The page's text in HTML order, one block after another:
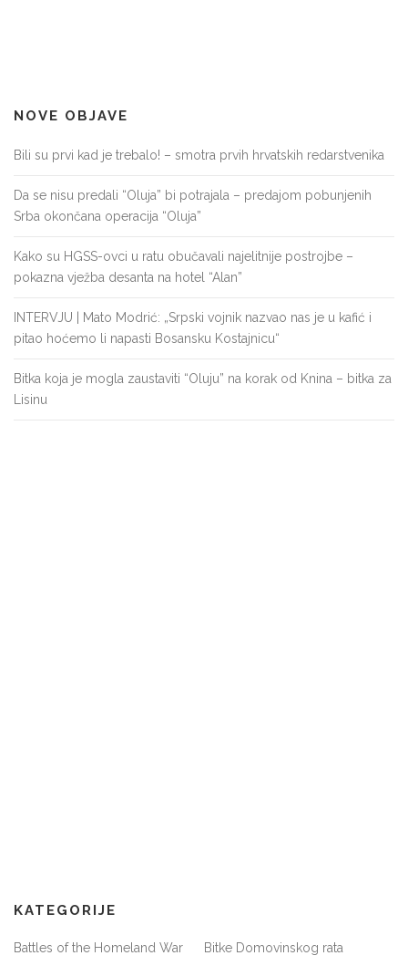
NOVE OBJAVE
Bili su prvi kad je trebalo! – smotra prvih hrvatskih redarstvenika
Da se nisu predali “Oluja” bi potrajala – predajom pobunjenih
Srba okončana operacija “Oluja”
Kako su HGSS-ovci u ratu obučavali najelitnije postrojbe –
pokazna vježba desanta na hotel “Alan”
INTERVJU | Mato Modrić: „Srpski vojnik nazvao nas je u kafić i
pitao hoćemo li napasti Bosansku Kostajnicu“
Bitka koja je mogla zaustaviti “Oluju” na korak od Knina – bitka za
Lisinu
KATEGORIJE
Battles of the Homeland War
Bitke Domovinskog rata